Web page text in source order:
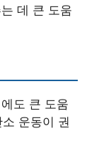
데 큰 도움
도 큰 도움
운동이 권